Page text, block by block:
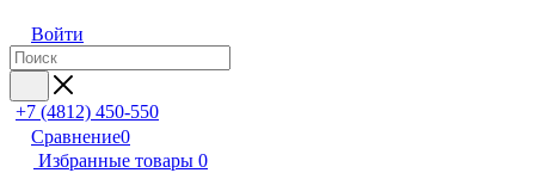
Войти
+7 (4812) 450-550
Сравнение0
Избранные товары 0